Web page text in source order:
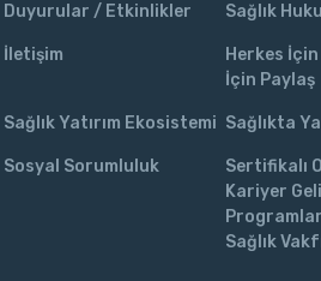
Duyurular / Etkinlikler Sağlık
İletişim
Herkes İçin
İçin Paylaş
Sağlık Yatırım Ekosistemi Sağlıkta
Sosyal Sorumluluk
Sertifikalı
Kariyer
Sağlık